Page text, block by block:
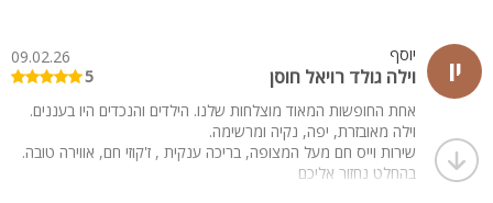
יו יוסף
וילה גולד רויאל חוסן
09.02.26
5
אחת החופשות המאוד מוצלחות שלנו. הילדים והנכדים היו בעננים.
וילה מאובזרת, יפה, נקיה ומרשימה.
שירות וייס חם מעל המצופה, בריכה ענקית , ז'קוזי חם, אווירה טובה.
בהחלט נחזור אליכם